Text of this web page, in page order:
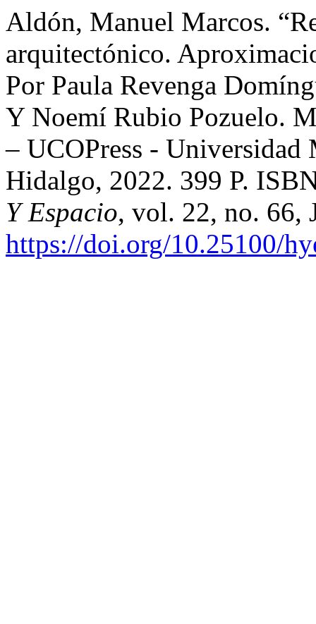
Aldón, Manuel Marcos.
arquitectónico.
Por Paula Revenga
Y Noemí Rubio Pozuelo.
– UCOPress - Universidad
Hidalgo, 2022. 399 P.
Y Espacio, vol. 22, no. 66,
https://doi.org/10.25100/